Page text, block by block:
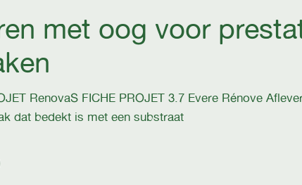
met oog voor
RenovaS FICHE PROJET 3.7 Evere Rénove
dat bedekt is met een substraat